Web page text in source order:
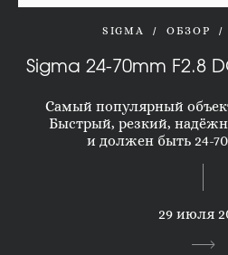
SIGMA ОБЗОР
Sigma 24-70mm F2.8
Самый популярный
Быстрый, резкий,
и должен быть 24-
29 июля